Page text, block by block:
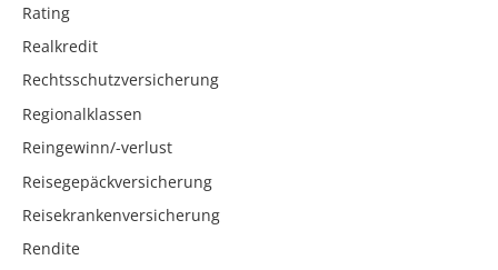
Rating
Realkredit
Rechtsschutzversicherung
Regionalklassen
Reingewinn/-verlust
Reisegepäckversicherung
Reisekrankenversicherung
Rendite